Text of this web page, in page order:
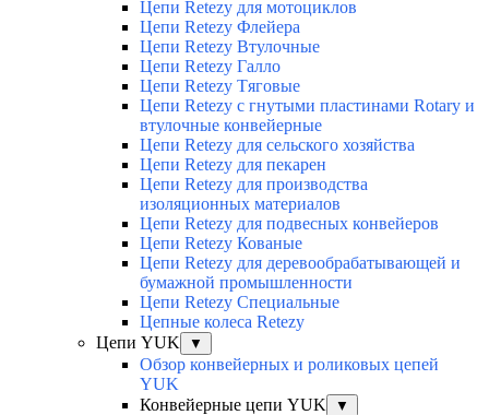
Цепи Retezy для мотоциклов
Цепи Retezy Флейера
Цепи Retezy Втулочные
Цепи Retezy Галло
Цепи Retezy Tяговые
Цепи Retezy с гнутыми пластинами Rotary и
втулочные конвейерные
Цепи Retezy для сельского хозяйства
Цепи Retezy для пекарен
Цепи Retezy для производства
изоляционных материалов
Цепи Retezy для подвесных конвейеров
Цепи Retezy Кованые
Цепи Retezy для деревообрабатывающей и
бумажной промышленности
Цепи Retezy Специальные
Цепные колеса Retezy
Цепи YUK
▼
Обзор конвейерных и роликовых цепей
YUK
Конвейерные цепи YUK
▼